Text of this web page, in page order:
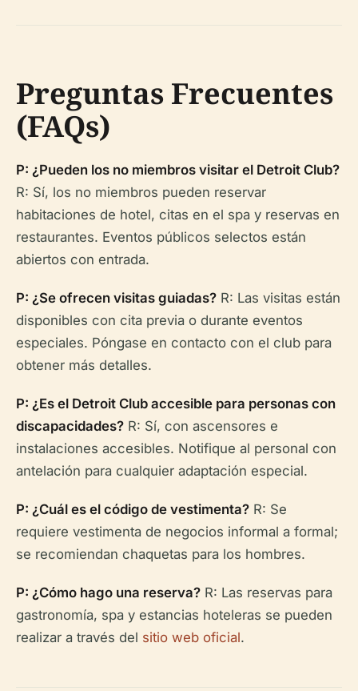
Preguntas Frecuentes
(FAQs)
P: ¿Pueden los no miembros visitar el Detroit Club?
R: Sí, los no miembros pueden reservar
habitaciones de hotel, citas en el spa y reservas en
restaurantes. Eventos públicos selectos están
abiertos con entrada.
P: ¿Se ofrecen visitas guiadas? R: Las visitas están
disponibles con cita previa o durante eventos
especiales. Póngase en contacto con el club para
obtener más detalles.
P: ¿Es el Detroit Club accesible para personas con
discapacidades? R: Sí, con ascensores e
instalaciones accesibles. Notifique al personal con
antelación para cualquier adaptación especial.
P: ¿Cuál es el código de vestimenta? R: Se
requiere vestimenta de negocios informal a formal;
se recomiendan chaquetas para los hombres.
P: ¿Cómo hago una reserva? R: Las reservas para
gastronomía, spa y estancias hoteleras se pueden
realizar a través del sitio web oficial.